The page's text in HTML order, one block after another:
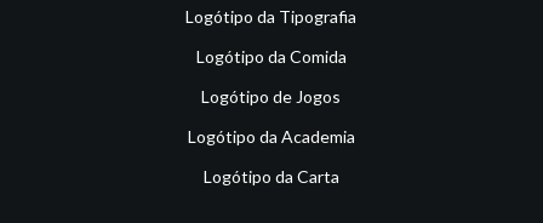
Logótipo da Tipografia
Logótipo da Comida
Logótipo de Jogos
Logótipo da Academia
Logótipo da Carta